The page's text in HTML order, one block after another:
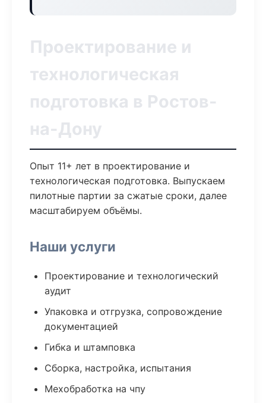
Проектирование и
технологическая
подготовка в Ростов-
на-Дону
Опыт 11+ лет в проектирование и
технологическая подготовка. Выпускаем
пилотные партии за сжатые сроки, далее
масштабируем объёмы.
Наши услуги
Проектирование и технологический
аудит
Упаковка и отгрузка, сопровождение
документацией
Гибка и штамповка
Сборка, настройка, испытания
Мехобработка на чпу